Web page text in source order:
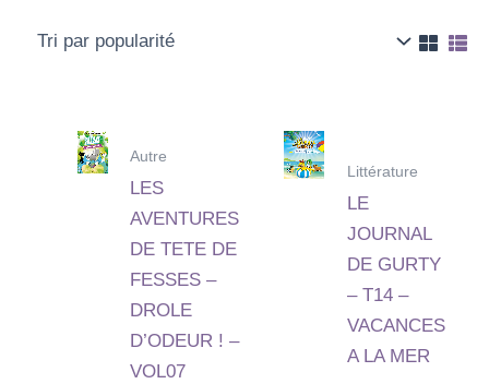
Autre
LES
AVENTURES
DE TETE DE
FESSES –
DROLE
D’ODEUR ! –
VOL07
Littérature
LE
JOURNAL
DE GURTY
– T14 –
VACANCES
A LA MER